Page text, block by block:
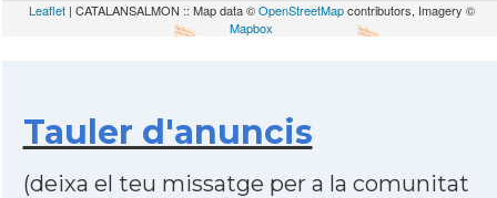
Leaflet| CATALANSALMON :: Map data ©OpenStreetMapcontributors, Imagery ©
Mapbox
Tauler d'anuncis
(deixa el teu missatge per a la comunitat